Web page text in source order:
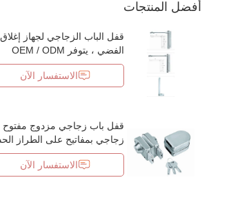
أفضل المنتجات
قفل الباب الزجاجي لجهاز إغلاق
الفضي ، يتوفر OEM / ODM
الاستفسار الآن
قفل باب زجاجي مزدوج مفتوح
زجاجي بمفاتيح على الطراز
الاستفسار الآن